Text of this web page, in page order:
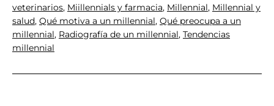
veterinarios, Miillennials y farmacia, Millennial, Millennial y
salud, Qué motiva a un millennial, Qué preocupa a un
millennial, Radiografía de un millennial, Tendencias
millennial